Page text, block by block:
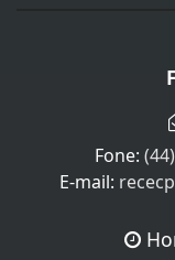
Fone:
E-mail: